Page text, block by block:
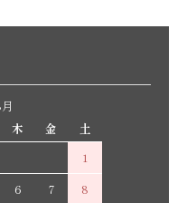
木 金
土
1
6 7
8